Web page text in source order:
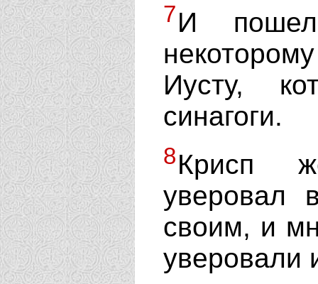
7И
Иусту,
синагоги.
8Крисп
уверовал
своим, и
уверовали